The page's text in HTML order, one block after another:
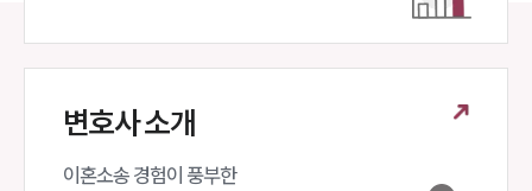
변호사 소개
이혼소송 경험이 풍부한